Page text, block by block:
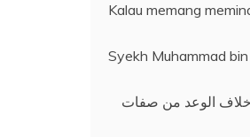
Kalau memang
Syekh Muhammad
الوعد من صفات